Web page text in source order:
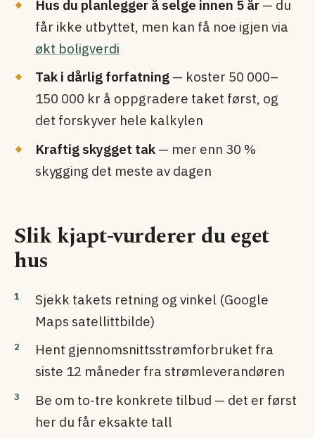
Hus du planlegger å selge innen 5 år — du
får ikke utbyttet, men kan få noe igjen via
økt boligverdi
Tak i dårlig forfatning — koster 50 000–
150 000 kr å oppgradere taket først, og
det forskyver hele kalkylen
Kraftig skygget tak — mer enn 30 %
skygging det meste av dagen
Slik kjapt-vurderer du eget
hus
Sjekk takets retning og vinkel (Google
Maps satellittbilde)
Hent gjennomsnittsstrømforbruket fra
siste 12 måneder fra strømleverandøren
Be om to-tre konkrete tilbud — det er først
her du får eksakte tall